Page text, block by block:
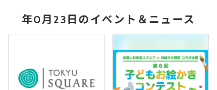
年0月23日のイベント＆ニュース